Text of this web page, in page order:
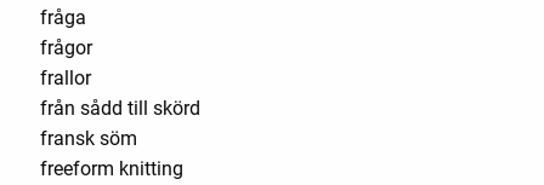
fråga
frågor
frallor
från sådd till skörd
fransk söm
freeform knitting